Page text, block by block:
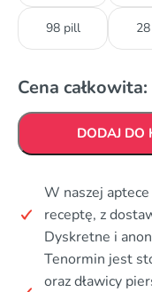
98 pill
Cena całkowita:
DODAJ DO
W naszej
receptę, z
Dyskretne i
Tenormin jest
oraz dławicy